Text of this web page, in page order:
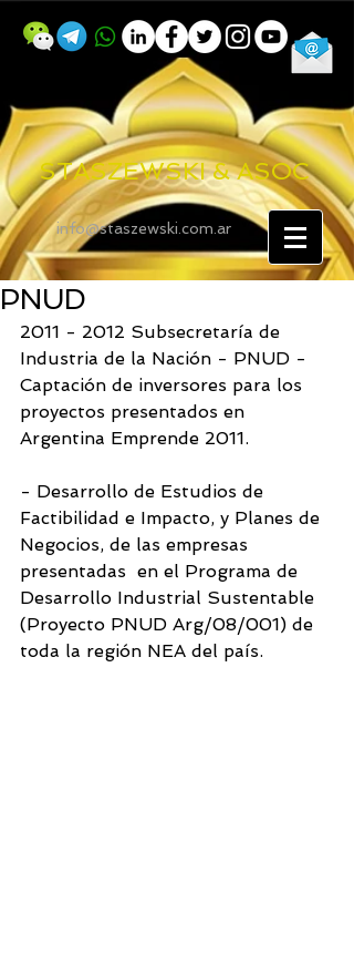
STASZEWSKI & ASOC
info@staszewski.com.ar
PNUD
2011 - 2012 Subsecretaría de
Industria de la Nación - PNUD -
Captación de inversores para los
proyectos presentados en
Argentina Emprende 2011.
- Desarrollo de Estudios de
Factibilidad e Impacto, y Planes de
Negocios, de las empresas
presentadas  en el Programa de
Desarrollo Industrial Sustentable
(Proyecto PNUD Arg/08/001) de
toda la región NEA del país.